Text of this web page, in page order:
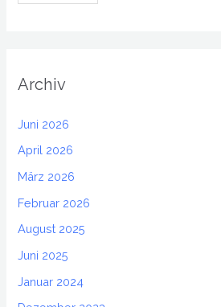
Archiv
Juni 2026
April 2026
März 2026
Februar 2026
August 2025
Juni 2025
Januar 2024